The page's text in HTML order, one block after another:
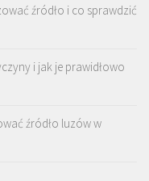
źródło i co sprawdzić
i jak je prawidłowo
źródło luzów w